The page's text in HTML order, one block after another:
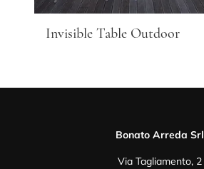
Invisible Table Outdoor
Bonato Arreda Srl
Via Tagliamento, 2